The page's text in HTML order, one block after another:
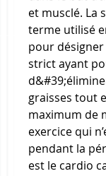
et musclé. La
terme utilisé
pour
strict ayant
graisses tout
maximum de
exercice qui
pendant la
est le cardio